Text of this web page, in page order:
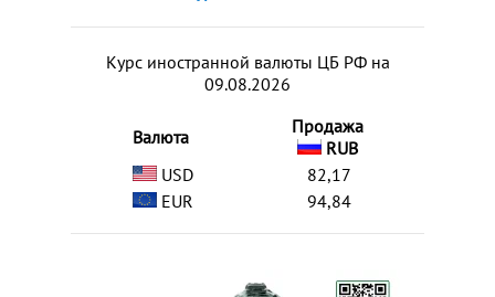
Курс иностранной валюты ЦБ РФ на
09.08.2026
Валюта
Продажа
RUB
USD
82,17
EUR
94,84